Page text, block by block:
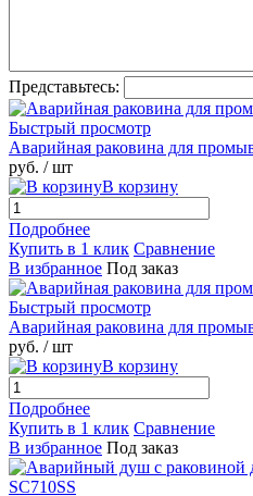
Представьтесь:
Быстрый просмотр
Аварийная раковина для
руб. / шт
В корзину
Подробнее
Купить в 1 клик Сравнение
В избранное Под заказ
Быстрый просмотр
Аварийная раковина для
руб. / шт
В корзину
Подробнее
Купить в 1 клик Сравнение
В избранное Под заказ